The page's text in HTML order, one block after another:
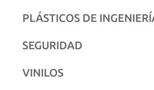
PLÁSTICOS DE
SEGURIDAD
VINILOS